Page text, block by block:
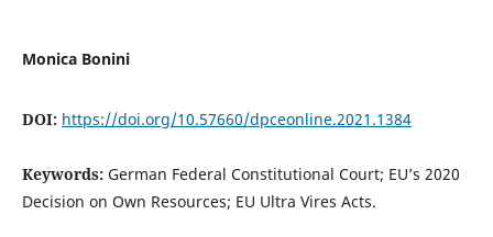
Monica Bonini
DOI: https://doi.org/10.57660/dpceonline.2021.1384
Keywords: German Federal Constitutional Court; EU’s 2020
Decision on Own Resources; EU Ultra Vires Acts.